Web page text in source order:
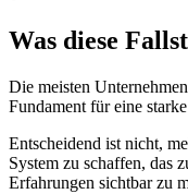
Was diese
Die meisten
Fundament für eine
Entscheidend ist nicht,
System zu schaffen, das
Erfahrungen sichtbar zu